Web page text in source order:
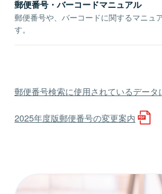
郵便番号・バーコードマニュアル
郵便番号や、バーコードに関するマニュ
す。
郵便番号検索に使用されているデータ
2025年度版郵便番号の変更案内